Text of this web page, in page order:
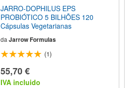
JARRO-DOPHILUS EPS
PROBIÓTICO 5 BILHÕES 120
Cápsulas Vegetarianas
da Jarrow Formulas
(1)
55,70 €
IVA incluido